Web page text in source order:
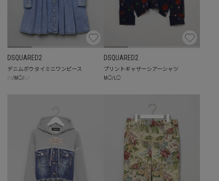
DSQUARED2
デニムボウタイミニワンピース
/ M ◯/
DSQUARED2
プリントギャザーシアーシャツ
M ◯/ ◯